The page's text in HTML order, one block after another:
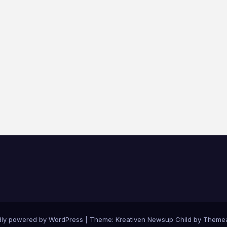
powered by WordPress Theme: Kreativen Newsup Child by